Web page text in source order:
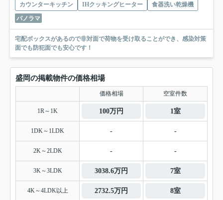
カウンターキッチン
IHクッキングヒーター
食器洗い乾燥機
パノラマ
宅配ボックスがあるので非対面で荷物を受け取ることができ、感染対策
面でも防犯面でも安心です！
盛岡の掲載物件の価格相場
価格相場 空室件数
1R～1K 100万円 1室
1DK～1LDK - -
2K～2LDK - -
3K～3LDK 3038.6万円 7室
4K～4LDK以上 2732.5万円 8室